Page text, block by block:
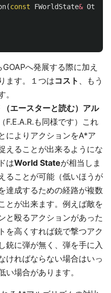
(const FWorldState& Other
へ発展する際に加え
ます。１つはコスト 、もう
。
エースターと読む）アル
F.E.A.R.も同様です）これ
によりアクションをA*ア
えることが出来るようにな
はWorld Stateが相当しま
ることが可能（低いほうが
達成するための経路が複数
とが出来ます。例えば敵を
と殴るアクションがあった
を高くすれば銃で撃つアク
銃に弾が無く、弾を手に入
ければならない場合はいっ
場合があります。